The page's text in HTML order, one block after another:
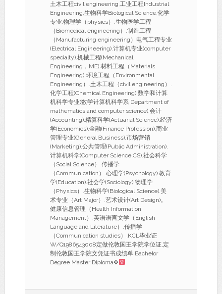
土木工程civil engineering,工业工程Industrial
Engineering,生物科学Biological Science,化学
专业,物理学（physics）.生物医学工程
（Biomedical engineering）.制造工程
（Manufacturing engineering）电气工程专业
(Electrical Engineering).计算机专业(computer
specialty).机械工程(Mechanical
Engineering，ME).材料工程（Materials
Engineering).环境工程（Environmental
Engineering）.土木工程（civil engineering）.
化学工程(Chemical Engineering).数学和计算
机科学专业(数学计算机科学系 Department of
mathematics and computer science).会计
(Accounting).精算科学(Actuarial Science).经济
学(Economics).金融(Finance Profession).商业
管理专业(General Business).市场营销
(Marketing).公共管理(Public Administration).
计算机科学(Computer Science;CS).社会科学
（Social Science）.传播学
（Communication）.心理学(Psychology).教育
学(Education).社会学(Sociology).物理学
（Physics）.生物科学(Biological Science).美
术专业（Art Major）.艺术设计(Art Design)。
健康信息管理（Health Information
Management）.英语语言文学（English
Language and Literature）.传播学
（Communication studies）.KCL毕业证
W/Q1986543008定做伦敦国王学院学位证,定
制伦敦国王学院文凭证书成绩单 Bachelor
Degree Master Diploma✥